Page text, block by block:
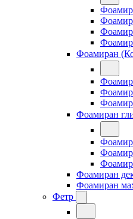
Фоамиран
Фоамиран
Фоамиран
Фоамиран
Фетр